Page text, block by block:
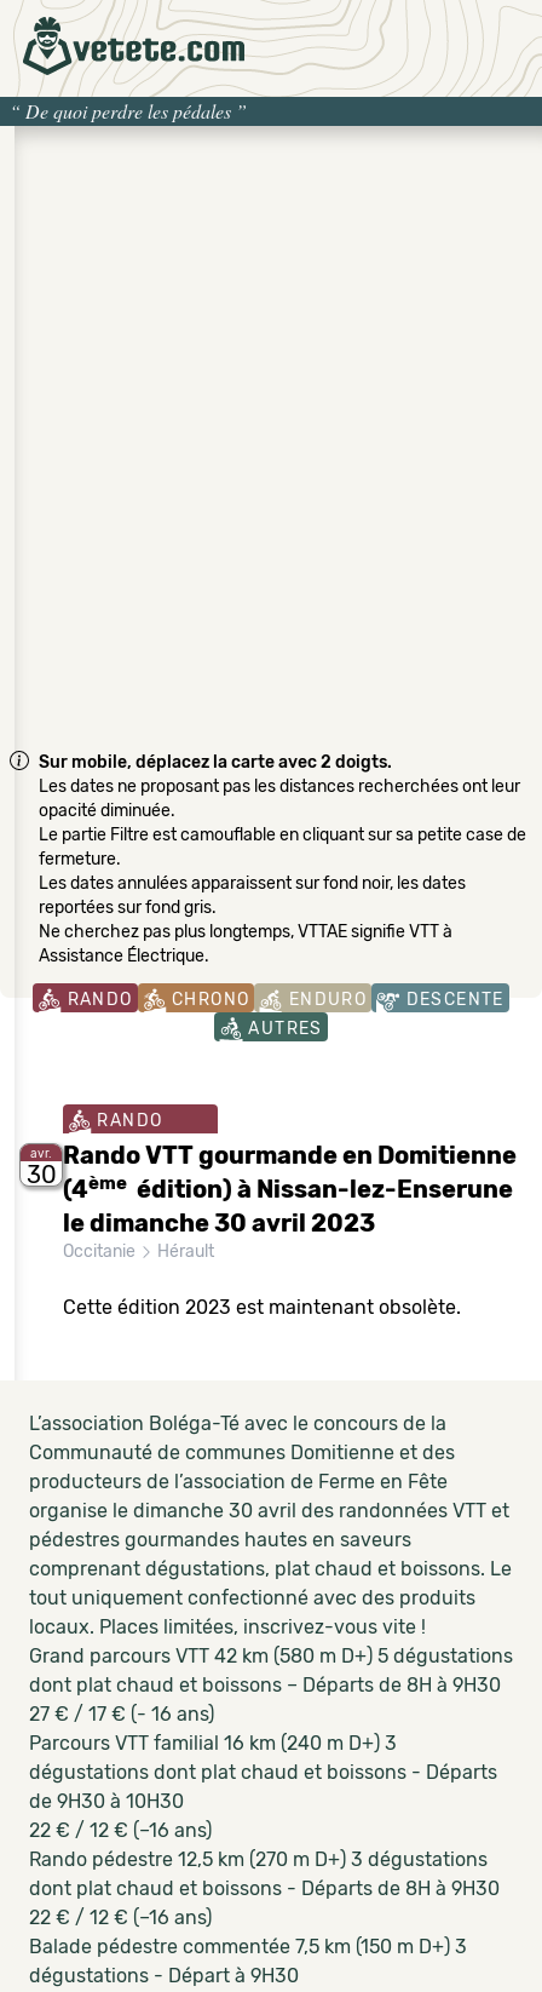
“ De quoi perdre les pédales ”
Sur mobile, déplacez la carte avec 2 doigts.
Les dates ne proposant pas les distances recherchées ont leur
opacité diminuée.
Le partie Filtre est camouflable en cliquant sur sa petite case de
fermeture.
Les dates annulées apparaissent sur fond noir, les dates
reportées sur fond gris.
Ne cherchez pas plus longtemps, VTTAE signifie VTT à
Assistance Électrique.
RANDO CHRONO ENDURO
DESCENTE
AUTRES
avr.
30
RANDO
Rando VTT gourmande en Domitienne
(4ème édition) à Nissan-lez-Enserune
le dimanche 30 avril 2023
Occitanie Hérault
Cette édition 2023 est maintenant obsolète.
L’association Boléga-Té avec le concours de la
Communauté de communes Domitienne et des
producteurs de l’association de Ferme en Fête
organise le dimanche 30 avril des randonnées VTT et
pédestres gourmandes hautes en saveurs
comprenant dégustations, plat chaud et boissons. Le
tout uniquement confectionné avec des produits
locaux. Places limitées, inscrivez-vous vite !
Grand parcours VTT 42 km (580 m D+) 5 dégustations
dont plat chaud et boissons – Départs de 8H à 9H30
27 € / 17 € (- 16 ans)
Parcours VTT familial 16 km (240 m D+) 3
dégustations dont plat chaud et boissons - Départs
de 9H30 à 10H30
22 € / 12 € (–16 ans)
Rando pédestre 12,5 km (270 m D+) 3 dégustations
dont plat chaud et boissons - Départs de 8H à 9H30
22 € / 12 € (–16 ans)
Balade pédestre commentée 7,5 km (150 m D+) 3
dégustations - Départ à 9H30